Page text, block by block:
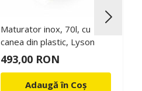
Maturator inox, 70l, cu
canea din plastic, Lyson
493,00 RON
Adaugă în Coș